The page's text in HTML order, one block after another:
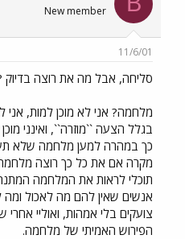
New member
11/6/01
סליחה, אבל מה את רוצה בדיוק
מלחמה? אני לא מוכן למות, אני
בגלל הצעה ``מוזרה``, ואינני
כך במהרה למען מלחמה שלא
מקרה אם את כל כך רוצה
תוכלי לראות את המלחמה
אנשים שאין להם מה לאכול ומה
צועקים בלי אמהות, ואוליי אחרי
הפירוש האמיתי של מלחמה.